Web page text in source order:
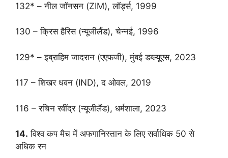
132* – नील जॉनसन (ZIM), लॉर्ड्स, 1999
130 – क्रिस हैरिस (न्यूजीलैंड), चेन्नई, 1996
129* – इब्राहिम जादरान (एएफजी), मुंबई डब्ल्यूएस, 2023
117 – शिखर धवन (IND), द ओवल, 2019
116 – रचिन रवींद्र (न्यूजीलैंड), धर्मशाला, 2023
14. विश्व कप मैच में अफगानिस्तान के लिए सर्वाधिक 50 से
अधिक रन